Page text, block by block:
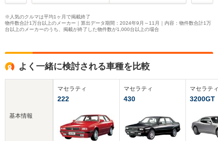
※人気のクルマは平均1ヶ月で掲載終了
物件数合計1万台以上のメーカー｜算出データ期間：2024年9月～11月｜内容：物件数合計1万
台以上のメーカーのうち、掲載が終了した物件数が1,000台以上の場合
よく一緒に検討される車種を比較
基本情報
マセラティ
222
マセラティ
430
マセラテ
3200GT